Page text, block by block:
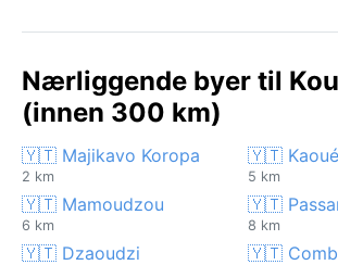
Nærliggende byer til
(innen 300 km)
🇾🇹 Majikavo Koropa
2 km
🇾🇹
5 km
🇾🇹 Mamoudzou
6 km
🇾🇹
8 km
🇾🇹 Dzaoudzi 🇾🇹